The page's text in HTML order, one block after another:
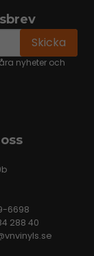
Skicka
nyheter och
6698
288 40